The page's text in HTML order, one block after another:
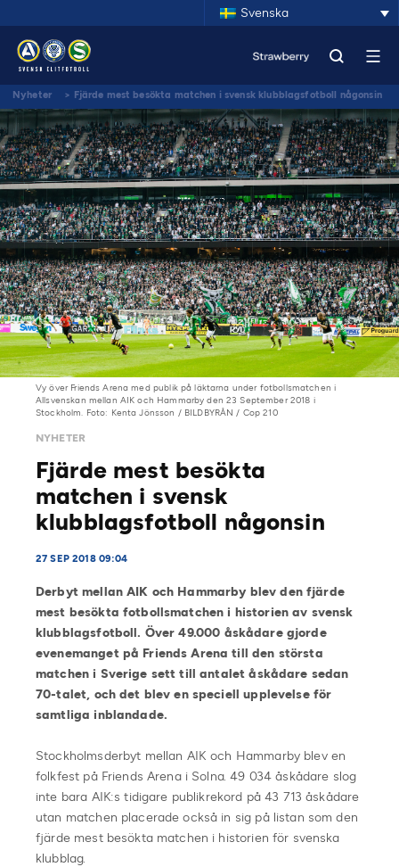
Svenska
Nyheter > Fjärde mest besökta matchen i svensk klubblagsfotboll någonsin
Vy över Friends Arena med publik på läktarna under fotbollsmatchen i
Allsvenskan mellan AIK och Hammarby den 23 September 2018 i
Stockholm. Foto: Kenta Jönsson / BILDBYRÅN / Cop 210
NYHETER
Fjärde mest besökta
matchen i svensk
klubblagsfotboll någonsin
27 SEP 2018 09:04
Derbyt mellan AIK och Hammarby blev den fjärde
mest besökta fotbollsmatchen i historien av svensk
klubblagsfotboll. Över 49.000 åskådare gjorde
evenemanget på Friends Arena till den största
matchen i Sverige sett till antalet åskådare sedan
70-talet, och det blev en speciell upplevelse för
samtliga inblandade.
Stockholmsderbyt mellan AIK och Hammarby blev en
folkfest på Friends Arena i Solna. 49 034 åskådare slog
inte bara AIK:s tidigare publikrekord på 43 713 åskådare
utan matchen placerade också in sig på listan som den
fjärde mest besökta matchen i historien för svenska
klubblag.